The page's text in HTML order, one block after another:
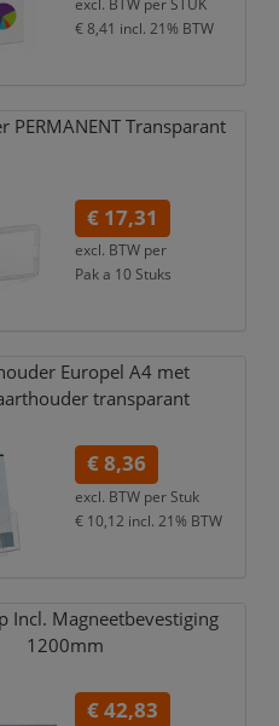
€ 8,41 incl. 21% BTW
PERMANENT Transparant
€ 17,31
excl. BTW per
Pak a 10 Stuks
Europel A4 met
transparant
€ 8,36
excl. BTW per Stuk
€ 10,12 incl. 21% BTW
Incl. Magneetbevestiging
1200mm
€ 42,83